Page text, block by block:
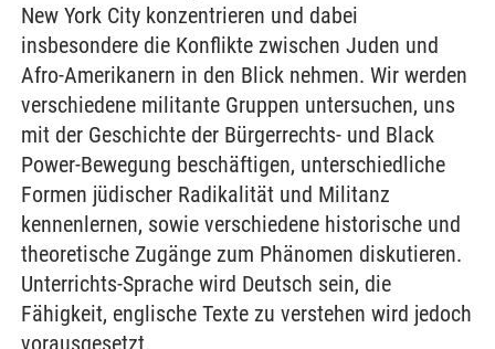
New York City konzentrieren und dabei
insbesondere die Konflikte zwischen Juden und
Afro-Amerikanern in den Blick nehmen. Wir werden
verschiedene militante Gruppen untersuchen, uns
mit der Geschichte der Bürgerrechts- und Black
Power-Bewegung beschäftigen, unterschiedliche
Formen jüdischer Radikalität und Militanz
kennenlernen, sowie verschiedene historische und
theoretische Zugänge zum Phänomen diskutieren.
Unterrichts-Sprache wird Deutsch sein, die
Fähigkeit, englische Texte zu verstehen wird jedoch
vorausgesetzt.